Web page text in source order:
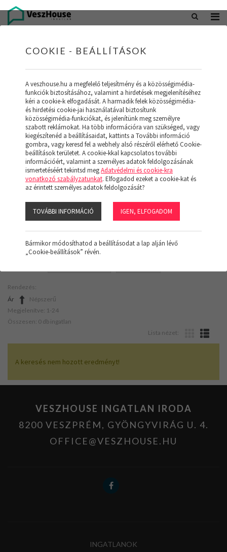
office@veszhouse.hu +36 20 402 5098
INGATLAN KÉSZLETÜNK
(19)
Szűrő megjelenítése
Rendezés:
Ár
Népszerű
Megjelenítve: 1-24
Összesen: 0 db ingatlan
Lista nézet:
A keresés nem hozott eredményt!
VESZHOUSE INGATLAN IRODA
8200 VESZPRÉM, GYÖNGYVIRÁG U. 4.
OFFICE@VESZHOUSE.HU
INGATLANOK
COOKIE - BEÁLLÍTÁSOK
A veszhouse.hu a megfelelő teljesítmény és a közösségimédia-
funkciók biztosításához, valamint a hirdetések megjelenítéséhez
kéri a cookie-k elfogadását. A harmadik felek közösségimédia-
és hirdetési cookie-jai használatával biztosítunk
közösségimédia-funkciókat, és jelenítünk meg személyre
szabott reklámokat. Ha több információra van szükséged, vagy
kiegészítenéd a beállításaidat, kattints a További információ
gombra, vagy keresd fel a webhely alsó részéről elérhető Cookie-
beállítások területet. A cookie-kkal kapcsolatos további
információért, valamint a személyes adatok feldolgozásának
ismertetéséért tekintsd megAdatvédelmi és cookie-kra
vonatkozó szabályzatunkat. Elfogadod ezeket a cookie-kat és
az érintett személyes adatok feldolgozását?
TOVÁBBI INFORMÁCIÓ IGEN, ELFOGADOM
Bármikor módosíthatod a beállításodat a lap alján lévő
„Cookie-beállítások” révén.